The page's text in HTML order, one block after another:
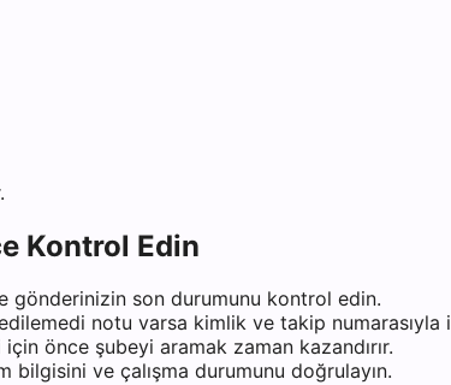
Kontrol Edin
gönderinizin son durumunu kontrol edin.
notu varsa kimlik ve takip numarasıyla
önce şubeyi aramak zaman kazandırır.
bilgisini ve çalışma durumunu doğrulayın.